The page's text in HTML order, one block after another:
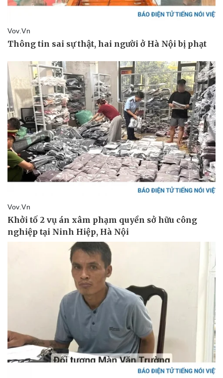
Doanh nghiệp
Thông tin doanh nghiệp
Doanh nghiệp 24h
Doanh nhân
Vì cộng đồng
Công nghệ
Sành điệu
Tin Công nghệ
Trải nghiệm
Chuyển đổi số